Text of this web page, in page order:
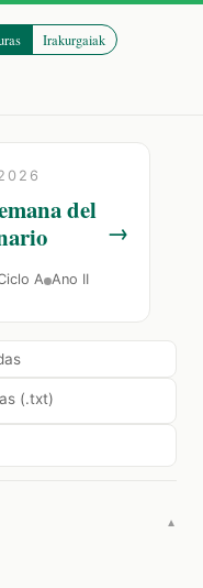
Irakurgaiak
→
del
A Ano II
(.txt)
▼